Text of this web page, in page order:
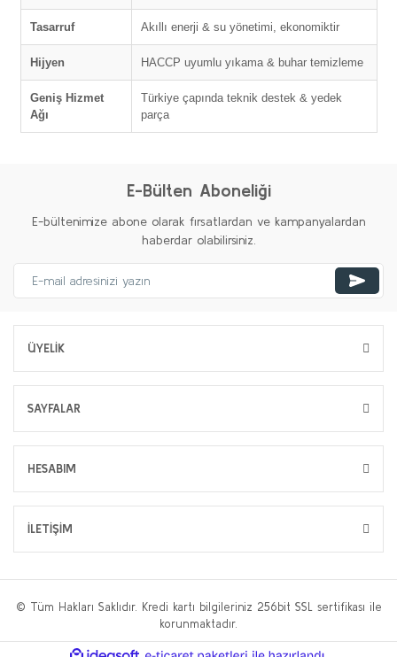
Tasarruf Akıllı enerji & su yönetimi, ekonomiktir
Hijyen HACCP uyumlu yıkama & buhar temizleme
Geniş Hizmet
Ağı
Türkiye çapında teknik destek & yedek
parça
E-Bülten Aboneliği
E-bültenimize abone olarak fırsatlardan ve kampanyalardan
haberdar olabilirsiniz.
ÜYELİK
SAYFALAR
HESABIM
İLETİŞİM
© Tüm Hakları Saklıdır. Kredi kartı bilgileriniz 256bit SSL sertifikası ile
korunmaktadır.